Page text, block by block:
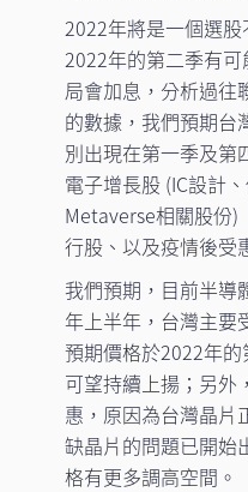
2022年將是一個選
2022年的第二季有
局會加息，分析過往
的數據，我們預期台
別出現在第一季及第
電子增長股 (IC設計
Metaverse相關股份)
行股、以及疫情後受
我們預期，目前半導
年上半年，台灣主要
預期價格於2022年
可望持續上揚；另外
惠，原因為台灣晶片
缺晶片的問題已開始
格有更多調高空間。